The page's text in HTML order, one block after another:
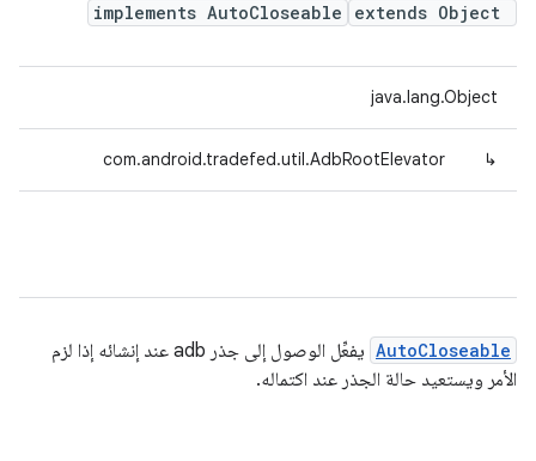
extends Object
implements AutoCloseable
java.lang.Object
↳
com.android.tradefed.util.AdbRootElevator
AutoCloseable
يفعِّل الوصول إلى جذر adb عند إنشائه إذا لزم
الأمر ويستعيد حالة الجذر عند اكتماله.